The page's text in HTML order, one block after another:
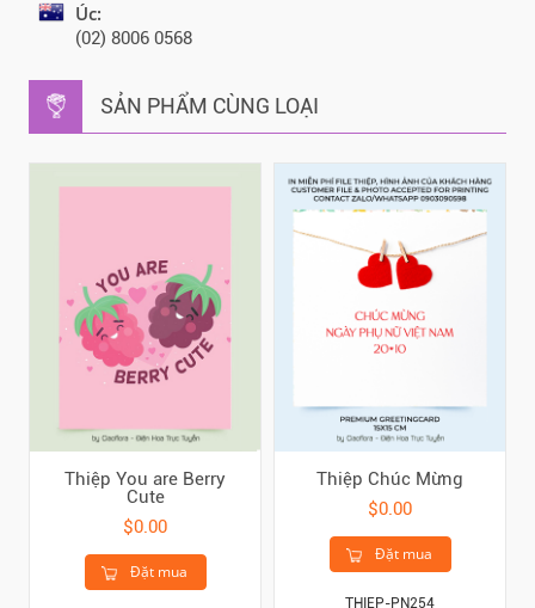
Úc:
(02) 8006 0568
SẢN PHẨM CÙNG LOẠI
Thiệp You are Berry
Cute
$0.00
Đặt mua
Thiệp Chúc Mừng
$0.00
Đặt mua
THIEP-PN254